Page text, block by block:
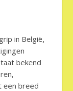
in België,
bekend
een breed